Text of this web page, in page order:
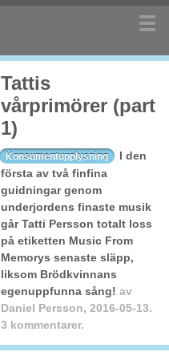
Tattis
vårprimörer (part
1)
Konsumentupplysning
I den
första av två finfina
guidningar genom
underjordens finaste musik
går Tatti Persson totalt loss
på etiketten Music From
Memorys senaste släpp,
liksom Brödkvinnans
egenuppfunna sång! av
Daniel Persson, 2016-05-13.
3 kommentarer.